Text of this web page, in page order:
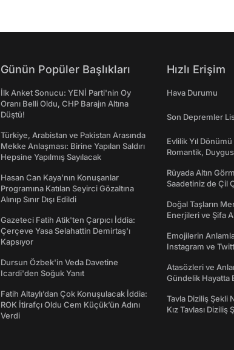
Günün Popüler Başlıkları
İlk Anket Sonucu: YENİ Parti'nin Oy
Oranı Belli Oldu, CHP Barajın Altına
Düştü!
Türkiye, Arabistan ve Pakistan Arasında
Mekke Anlaşması: Birine Yapılan Saldırı
Hepsine Yapılmış Sayılacak
Hasan Can Kaya’nın Konuşanlar
Programına Katılan Seyirci Gözaltına
Alınıp Sınır Dışı Edildi
Gazeteci Fatih Atik'ten Çarpıcı İddia:
Çerçeve Yasa Selahattin Demirtaş'ı
Kapsıyor
Dursun Özbek'in Veda Davetine
Icardi'den Soğuk Yanıt
Fatih Altaylı’dan Çok Konuşulacak İddia:
ROK İtirafçı Oldu Cem Küçük’ün Adını
Verdi
Hızlı Erişim
Hava Durumu
Son Depremler
Evlilik Yıl
Romantik,
Rüyada Altın
Saadetiniz de Çil
Doğal Taşların
Enerjileri ve Şifa
Emojilerin
Instagram ve
Atasözleri ve
Gündelik Hayatta
Tavla Diziliş Şekli
Kız Tavlası